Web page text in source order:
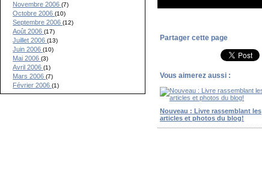
Novembre 2006(7)
Octobre 2006(10)
Septembre 2006(12)
Août 2006(17)
Juillet 2006(13)
Juin 2006(10)
Mai 2006(3)
Avril 2006(1)
Mars 2006(7)
Février 2006(1)
Partager cette page
Vous aimerez aussi :
Nouveau : Livre rassemblant les
articles et photos du blog!